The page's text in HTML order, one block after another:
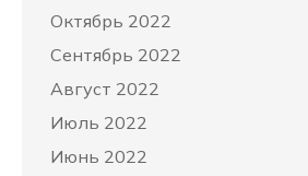
Октябрь 2022
Сентябрь 2022
Август 2022
Июль 2022
Июнь 2022